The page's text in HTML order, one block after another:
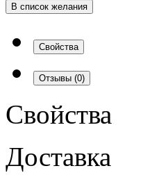
В список желания
Свойства
Отзывы (0)
Свойства
Доставка